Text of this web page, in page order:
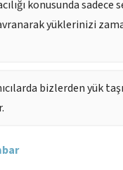
konusunda sadece
yüklerinizi
bizlerden yük